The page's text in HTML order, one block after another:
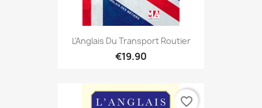
L'Anglais Du Transport Routier
€19.90
favorite_border